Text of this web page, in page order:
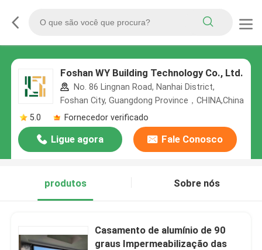
Foshan WY Building Technology Co., Ltd.
No. 86 Lingnan Road, Nanhai District,
Foshan City, Guangdong Province，CHINA,China
5.0
Fornecedor verificado
Ligue agora Fale Conosco
produtos Sobre nós
Casamento de alumínio de 90
graus Impermeabilização das